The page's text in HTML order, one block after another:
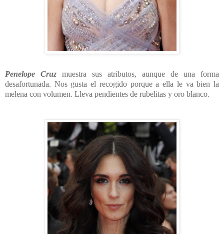
Penelope Cruz muestra sus atributos, aunque de una forma
desafortunada. Nos gusta el recogido porque a ella le va bien la
melena con volumen. Lleva pendientes de rubelitas y oro blanco.